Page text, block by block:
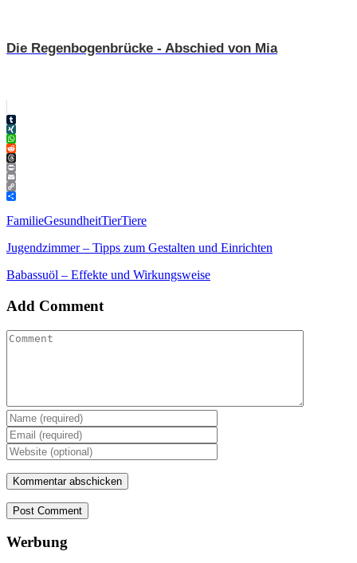
Die Regenbogenbrücke - Abschied von Mia
Tumblr
XING
WhatsApp
Reddit
Threads
Print
Email
Copy
Link
Teilen
FamilieGesundheitTierTiere
Jugendzimmer – Tipps zum Gestalten und Einrichten
Babassuöl – Effekte und Wirkungsweise
Add Comment
Post Comment
Werbung